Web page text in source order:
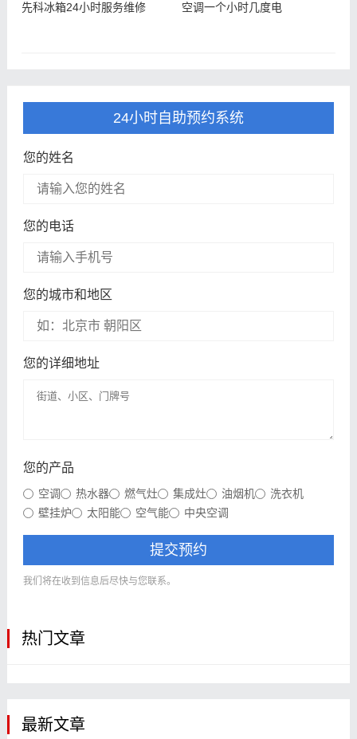
先科冰箱24小时服务维修 空调一个小时几度电
24小时自助预约系统
您的姓名
您的电话
您的城市和地区
您的详细地址
您的产品
空调 热水器 燃气灶 集成灶 油烟机
洗衣机
壁挂炉
太阳能 空气能 中央空调
提交预约
我们将在收到信息后尽快与您联系。
热门文章
最新文章